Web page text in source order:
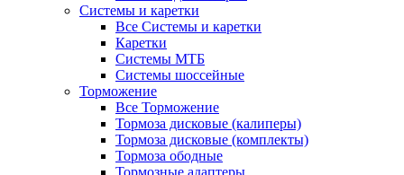
Системы и каретки
Все Системы и каретки
Каретки
Системы МТБ
Системы шоссейные
Торможение
Все Торможение
Тормоза дисковые (калиперы)
Тормоза дисковые (комплекты)
Тормоза ободные
Тормозные адаптеры